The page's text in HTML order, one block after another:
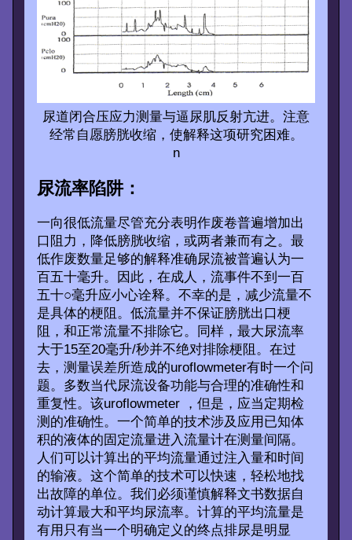
尿道闭合压应力测量与逼尿肌反射亢进。注意
经常自愿膀胱收缩，使解释这项研究困难。
n
尿流率陷阱：
一向很低流量尽管充分表明作废卷普遍增加出
口阻力，降低膀胱收缩，或两者兼而有之。最
低作废数量足够的解释准确尿流被普遍认为一
百五十毫升。因此，在成人，流事件不到一百
五十○毫升应小心诠释。不幸的是，减少流量不
是具体的梗阻。低流量并不保证膀胱出口梗
阻，和正常流量不排除它。同样，最大尿流率
大于15至20毫升/秒并不绝对排除梗阻。在过
去，测量误差所造成的uroflowmeter有时一个问
题。多数当代尿流设备功能与合理的准确性和
重复性。该uroflowmeter ，但是，应当定期检
测的准确性。一个简单的技术涉及应用已知体
积的液体的固定流量进入流量计在测量间隔。
人们可以计算出的平均流量通过注入量和时间
的输液。这个简单的技术可以快速，轻松地找
出故障的单位。我们必须谨慎解释文书数据自
动计算最大和平均尿流率。计算的平均流量是
有用只有当一个明确定义的终点排尿是明显